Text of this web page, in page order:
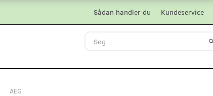
Kundeservice
Sådan handler du
AEG